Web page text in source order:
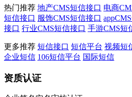
热门推荐 地产CMS短信接口 电商
短信接口 服饰CMS短信接口
接口 行业CMS短信接口 手游CMS短
更多推荐 短信接口 短信平台 视频短
企业短信 106短信平台 国际短信
资质认证